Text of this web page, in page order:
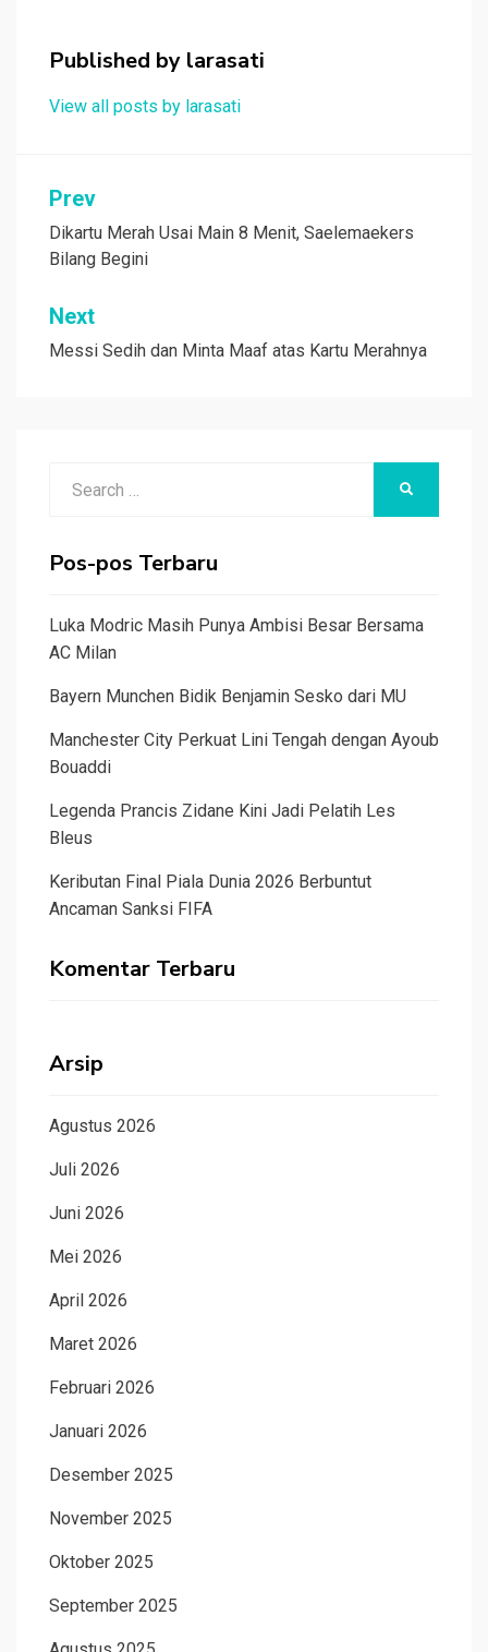
o
k
p
p
Published by larasati
View all posts by larasati
Navigasi
pos
Prev
Dikartu Merah Usai Main 8 Menit, Saelemaekers
Bilang Begini
Next
Messi Sedih dan Minta Maaf atas Kartu Merahnya
Pos-pos Terbaru
Luka Modric Masih Punya Ambisi Besar Bersama
AC Milan
Bayern Munchen Bidik Benjamin Sesko dari MU
Manchester City Perkuat Lini Tengah dengan Ayoub
Bouaddi
Legenda Prancis Zidane Kini Jadi Pelatih Les
Bleus
Keributan Final Piala Dunia 2026 Berbuntut
Ancaman Sanksi FIFA
Komentar Terbaru
Arsip
Agustus 2026
Juli 2026
Juni 2026
Mei 2026
April 2026
Maret 2026
Februari 2026
Januari 2026
Desember 2025
November 2025
Oktober 2025
September 2025